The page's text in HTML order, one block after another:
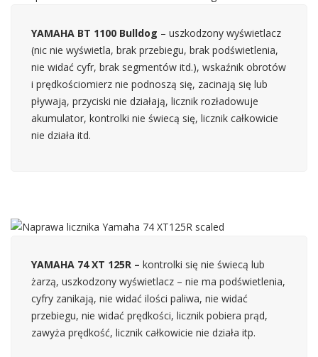
YAMAHA BT 1100 Bulldog – uszkodzony wyświetlacz
(nic nie wyświetla, brak przebiegu, brak podświetlenia,
nie widać cyfr, brak segmentów itd.), wskaźnik obrotów
i prędkościomierz nie podnoszą się, zacinają się lub
pływają, przyciski nie działają, licznik rozładowuje
akumulator, kontrolki nie świecą się, licznik całkowicie
nie działa itd.
YAMAHA 74 XT 125R – kontrolki się nie świecą lub
żarzą, uszkodzony wyświetlacz – nie ma podświetlenia,
cyfry zanikają, nie widać ilości paliwa, nie widać
przebiegu, nie widać prędkości, licznik pobiera prąd,
zawyża prędkość, licznik całkowicie nie działa itp.